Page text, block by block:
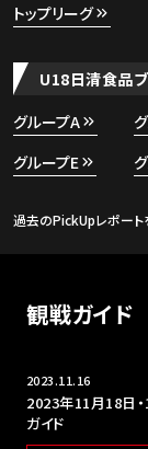
トップリーグ
U18日清食品
グループA
グループE
過去のPickUpレポート
観戦ガイド
2023.11.16
2023年11月18日
ガイド